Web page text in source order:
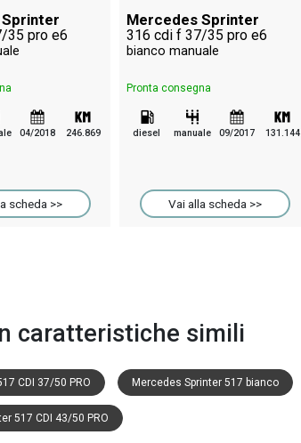
35 pro e6
04/2018 246.869
scheda >>
Mercedes Sprinter
316 cdi f 37/35 pro e6
bianco manuale
Pronta consegna
diesel manuale 09/2017 131.144
Vai alla scheda >>
caratteristiche simili
CDI 37/50 PRO Mercedes Sprinter 517 bianco
517 CDI 43/50 PRO